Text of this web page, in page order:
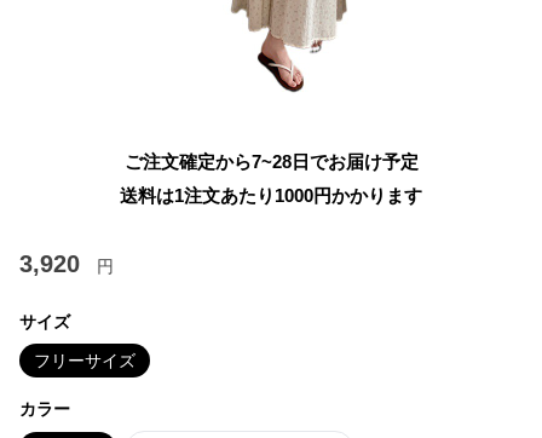
ご注文確定から7~28日でお届け予定
送料は1注文あたり 1000円かかります
3,920 円
サイズ
フリーサイズ
カラー